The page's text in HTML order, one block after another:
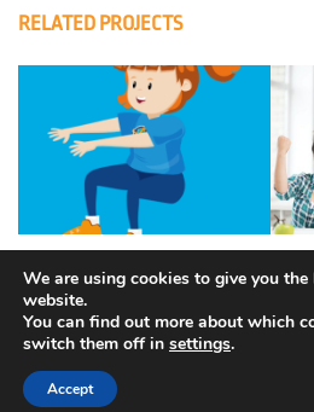
RELATED PROJECTS
Copyright © Euroopa
kaitstud.
We are using cookies to give you the
website.
You can find out more about which
switch them off in settings.
Accept